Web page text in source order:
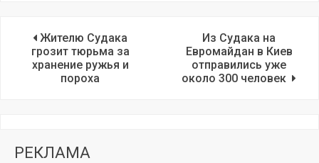
Жителю Судака
грозит тюрьма за
хранение ружья и
пороха
Из Судака на
Евромайдан в Киев
отправились уже
около 300 человек
РЕКЛАМА